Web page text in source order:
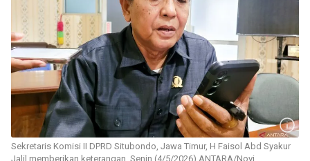
Sekretaris Komisi II DPRD Situbondo, Jawa Timur, H Faisol Abd Syakur
Jalil memberikan keterangan. Senin (4/5/2026) ANTARA/Novi